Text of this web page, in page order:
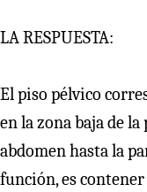
LA RESPUESTA:
El piso pélvico
en la zona baja de
abdomen hasta la
función, es